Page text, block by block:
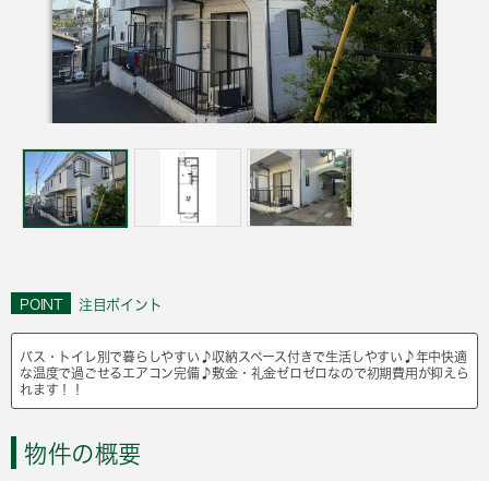
POINT 注目ポイント
バス・トイレ別で暮らしやすい♪収納スペース付きで生活しやすい♪年中快適
な温度で過ごせるエアコン完備♪敷金・礼金ゼロゼロなので初期費用が抑えら
れます！！
物件の概要